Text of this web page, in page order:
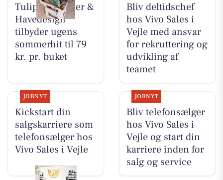
Tulipa Blomster &
Havedesign
tilbyder ugens
sommerhit til 79
kr. pr. buket
Bliv deltidschef
hos Vivo Sales i
Vejle med ansvar
for rekruttering og
udvikling af
teamet
JOBNYT
Kickstart din
salgskarriere som
telefonsælger hos
Vivo Sales i Vejle
JOBNYT
Bliv telefonsælger
hos Vivo Sales i
Vejle og start din
karriere inden for
salg og service